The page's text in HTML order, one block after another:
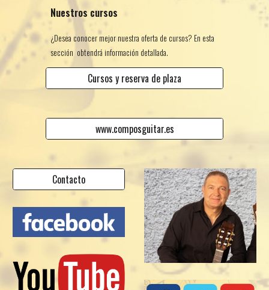
Nuestros cursos
¿Desea conocer mejor nuestra oferta de cursos? En esta
sección obtendrá información detallada.
Cursos y reserva de plaza
www.composguitar.es
Contacto